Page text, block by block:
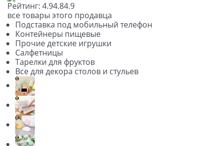
Рейтинг: 4.94.84.9
все товары этого продавца
Подставка под мобильный телефон
Контейнеры пищевые
Прочие детские игрушки
Салфетницы
Тарелки для фруктов
Все для декора столов и стульев